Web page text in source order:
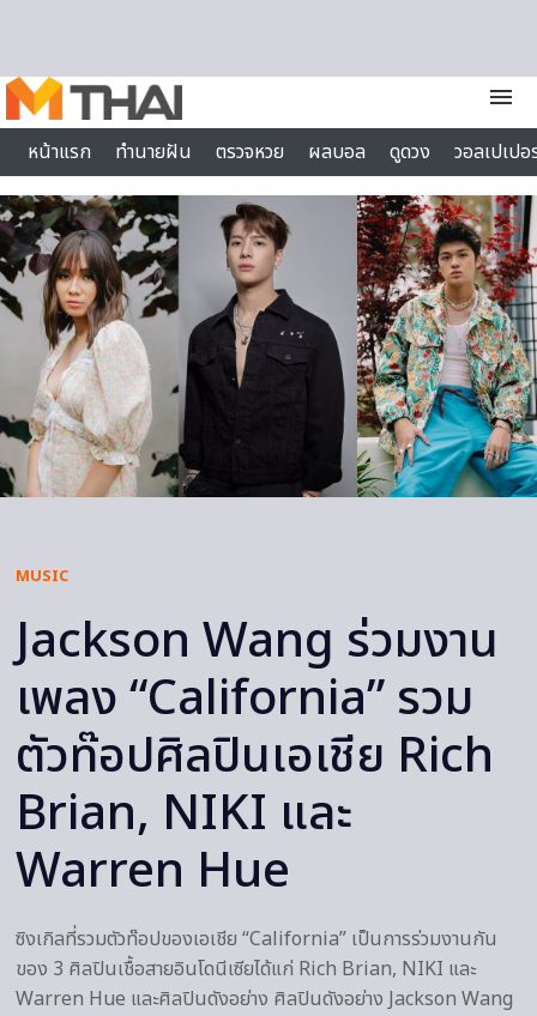
menu
หน้าแรก
ทำนายฝัน ตรวจหวย ผลบอล ดูดวง
วอลเปเป
ไลฟ์สไตล์
MUSIC
Jackson Wang ร่วมงาน
เพลง “California” รวม
ตัวท๊อปศิลปินเอเชีย Rich
Brian, NIKI และ
Warren Hue
ซิงเกิลที่รวมตัวท๊อปของเอเชีย “California” เป็นการร่วมงานกัน
ของ 3 ศิลปินเชื้อสายอินโดนีเซียได้แก่ Rich Brian, NIKI และ
Warren Hue และศิลปินดังอย่าง ศิลปินดังอย่าง Jackson Wang